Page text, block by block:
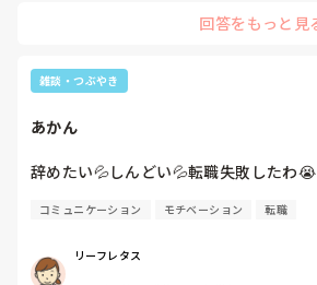
何だかまんまと丸め込まれた感じがしま
と思います。
総務で健康保険証とか、いろいろな手続
るけど、限界ギリギリまで頑張られへん
やはり入ってみてじゃないと合う合わな
なので無理！と思ったら辞めていいと思い
私の病院で3ヶ月の試用期間に辞める人2
でも3ヶ月くらい居たら色々慣れてくる
無理せず頑張ってくださいね🥲
回答をもっと見
雑談・つぶやき
あかん
辞めたい💦しんどい💦転職失敗したわ😭
コミュニケーション モチベーション 転職
リーフレタス